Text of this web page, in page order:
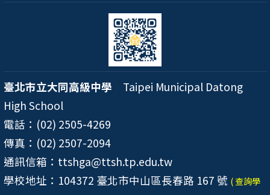
臺北市立大同高級中學 Taipei Municipal Datong
High School
電話：(02) 2505-4269
傳真：(02) 2507-2094
通訊信箱：ttshga@ttsh.tp.edu.tw
學校地址：104372 臺北市中山區長春路 167 號 ( 查詢學